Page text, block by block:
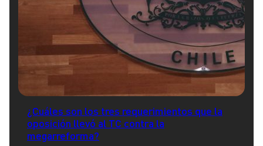
¿Cuáles son los tres requerimientos que la
oposición llevó al TC contra la
megarreforma?